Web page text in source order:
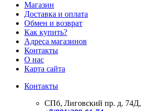
Магазин
Доставка и оплата
Обмен и возврат
Как купить?
Адреса магазинов
Контакты
О нас
Карта сайта
Контакты
СПб, Лиговский пр. д. 74Д,